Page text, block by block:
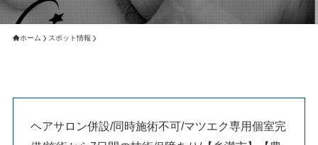
ホーム スポット情報
ヘアサロン併設/同時施術不可/マツエク専用個室完